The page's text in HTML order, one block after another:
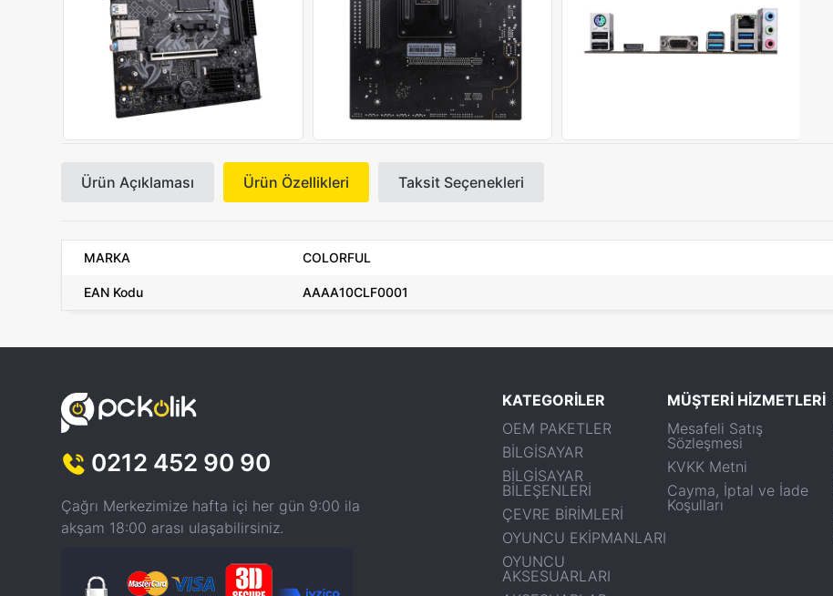
Ürün Açıklaması Ürün Özellikleri Taksit Seçenekleri
MARKA COLORFUL
EAN Kodu AAAA10CLF0001
0212 452 90 90
Çağrı Merkezimize hafta içi her gün 9:00 ila
akşam 18:00 arası ulaşabilirsiniz.
KATEGORİLER
OEM PAKETLER
BİLGİSAYAR
BİLGİSAYAR
BİLEŞENLERİ
ÇEVRE BİRİMLERİ
OYUNCU EKİPMANLARI
OYUNCU
AKSESUARLARI
MÜŞTERİ HİZMETLERİ
Mesafeli Satış
Sözleşmesi
KVKK Metni
Cayma, İptal ve İade
Koşulları